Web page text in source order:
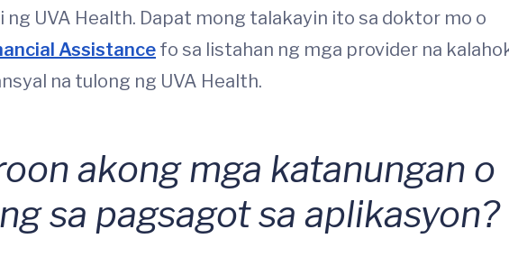
UVA Health. Dapat mong talakayin ito sa doktor mo o
Assistance fo sa listahan ng mga provider na
na tulong ng UVA Health.
akong mga katanungan o
sa pagsagot sa aplikasyon?